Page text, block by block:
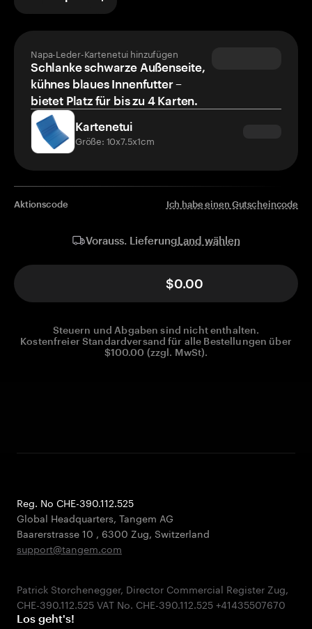
Napa-Leder-Kartenetui hinzufügen
Schlanke schwarze Außenseite,
kühnes blaues Innenfutter –
bietet Platz für bis zu 4 Karten.
Kartenetui
Größe: 10x7.5x1cm
Aktionscode Ich habe einen Gutscheincode
Vorauss. LieferungLand wählen
$0.00
Steuern und Abgaben sind nicht enthalten.
Kostenfreier Standardversand für alle Bestellungen über
$100.00 (zzgl. MwSt).
Reg. No CHE-390.112.525
Global Headquarters, Tangem AG
Baarerstrasse 10 , 6300 Zug, Switzerland
support@tangem.com
Patrick Storchenegger, Director Commercial Register Zug,
Los geht's!